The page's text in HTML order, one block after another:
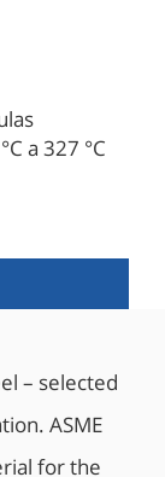
a 327 °C
de
API 6D-
Safe)
– selected
ASME
for the